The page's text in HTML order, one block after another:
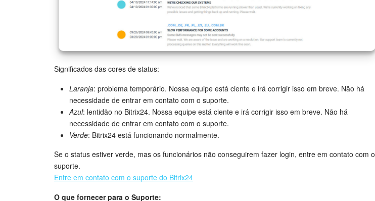
Significados das cores de status:
Laranja: problema temporário. Nossa equipe está ciente e irá corrigir isso em breve. Não há
necessidade de entrar em contato com o suporte.
Azul: lentidão no Bitrix24. Nossa equipe está ciente e irá corrigir isso em breve. Não há
necessidade de entrar em contato com o suporte.
Verde: Bitrix24 está funcionando normalmente.
Se o status estiver verde, mas os funcionários não conseguirem fazer login, entre em contato com o
suporte.
Entre em contato com o suporte do Bitrix24
O que fornecer para o Suporte: